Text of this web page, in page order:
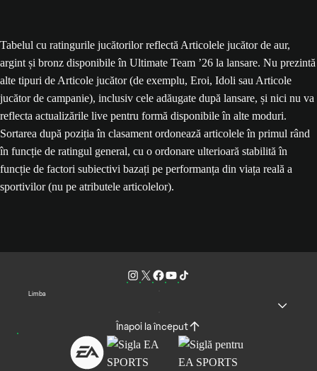
Tabelul cu ratingurile jucătorilor reflectă Articolele jucător de aur,
argint și bronz disponibile în Ultimate Team ’26 la lansare. Nu prezintă
alte tipuri de Articole jucător (de exemplu, Eroi, Idoli sau Articole
jucător de campanie), inclusiv cele adăugate după lansare, și nici nu va
reflecta actualizările live pentru formă disponibile în alte moduri.
Sortarea după poziția în clasament ordonează articolele în primul rând
în funcție de ratingul general, cu o ordonare ulterioară stabilită în
funcție de factori subiectivi bazați pe performanța din viața reală a
sportivilor (nu pe atributele articolelor).
Limba
Înapoi la început